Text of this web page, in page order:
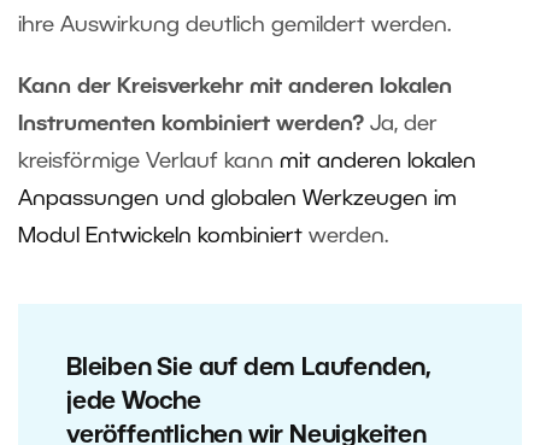
ihre Auswirkung deutlich gemildert werden.
Kann der Kreisverkehr mit anderen lokalen
Instrumenten kombiniert werden? Ja, der
kreisförmige Verlauf kann mit anderen lokalen
Anpassungen und globalen Werkzeugen im
Modul Entwickeln kombiniert werden.
Bleiben Sie auf dem Laufenden,
jede Woche
veröffentlichen wir Neuigkeiten